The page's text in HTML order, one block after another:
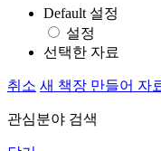
Default 설정
설정
선택한 자료
취소 새 책장 만들어 자
관심분야 검색